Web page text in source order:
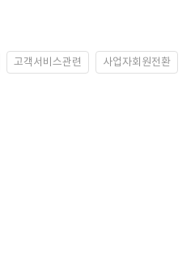
고객서비스관련 사업자회원전환